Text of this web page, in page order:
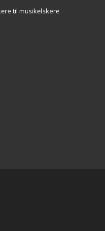
til musikelskere